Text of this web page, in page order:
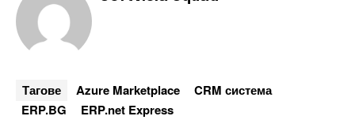
Тагове Azure Marketplace
CRM система
ERP.BG
ERP.net Express